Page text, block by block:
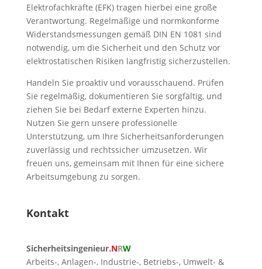
Elektrofachkräfte (EFK) tragen hierbei eine große
Verantwortung. Regelmäßige und normkonforme
Widerstandsmessungen gemäß DIN EN 1081 sind
notwendig, um die Sicherheit und den Schutz vor
elektrostatischen Risiken langfristig sicherzustellen.
Handeln Sie proaktiv und vorausschauend. Prüfen
Sie regelmäßig, dokumentieren Sie sorgfältig, und
ziehen Sie bei Bedarf externe Experten hinzu.
Nutzen Sie gern unsere professionelle
Unterstützung, um Ihre Sicherheitsanforderungen
zuverlässig und rechtssicher umzusetzen. Wir
freuen uns, gemeinsam mit Ihnen für eine sichere
Arbeitsumgebung zu sorgen.
Kontakt
Sicherheitsingenieur.NRW
Arbeits-, Anlagen-, Industrie-, Betriebs-, Umwelt- &